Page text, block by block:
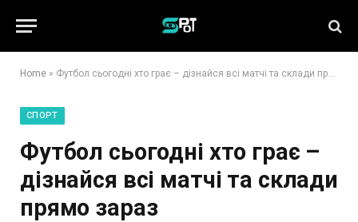
Home » Футбол сьогодні хто грає – дізнайся всі матчі та склади прямо зараз
СПОРТ
Футбол сьогодні хто грає –
дізнайся всі матчі та склади
прямо зараз